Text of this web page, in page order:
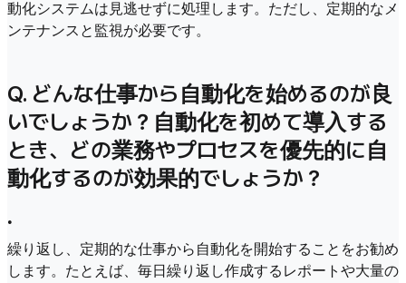
動化システムは見逃せずに処理します。ただし、定期的なメ
ンテナンスと監視が必要です。
Q. どんな仕事から自動化を始めるのが良
いでしょうか？自動化を初めて導入する
とき、どの業務やプロセスを優先的に自
動化するのが効果的でしょうか？
•
繰り返し、定期的な仕事から自動化を開始することをお勧め
します。たとえば、毎日繰り返し作成するレポートや大量の